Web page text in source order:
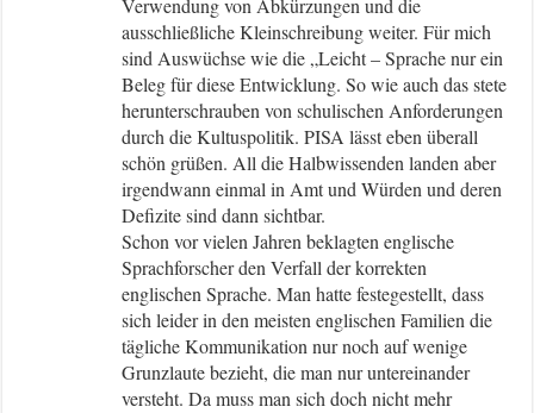
Verwendung von Abkürzungen und die
ausschließliche Kleinschreibung weiter. Für mich
sind Auswüchse wie die „Leicht – Sprache nur ein
Beleg für diese Entwicklung. So wie auch das stete
herunterschrauben von schulischen Anforderungen
durch die Kultuspolitik. PISA lässt eben überall
schön grüßen. All die Halbwissenden landen aber
irgendwann einmal in Amt und Würden und deren
Defizite sind dann sichtbar.
Schon vor vielen Jahren beklagten englische
Sprachforscher den Verfall der korrekten
englischen Sprache. Man hatte festegestellt, dass
sich leider in den meisten englischen Familien die
tägliche Kommunikation nur noch auf wenige
Grunzlaute bezieht, die man nur untereinander
versteht. Da muss man sich doch nicht mehr